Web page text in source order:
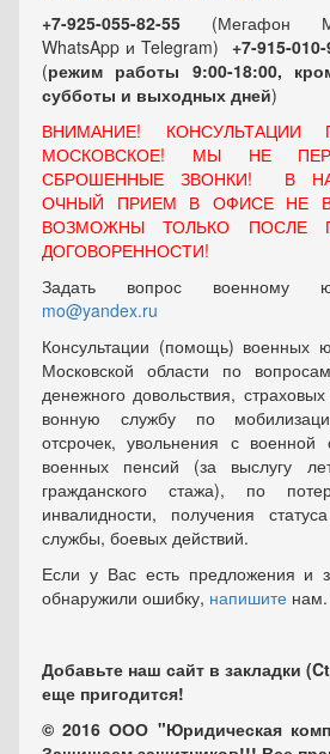
+7-925-055-82-55 (Мегафон
WhatsApp и Telegram) +7-915-
(режим работы 9:00-18:00,
субботы и выходных дней)
ВНИМАНИЕ! КОНСУЛЬТАЦИИ
МОСКОВСКОЕ! МЫ НЕ
СБРОШЕННЫЕ ЗВОНКИ! В
ОЧНЫЙ ПРИЕМ В ОФИСЕ НЕ
ВОЗМОЖНЫ ТОЛЬКО ПОСЛЕ
ДОГОВОРЕННОСТИ!
Задать вопрос военному
mo@yandex.ru
Консультации (помощь) военных
Московской области по
денежного довольствия,
вонную службу по
отсрочек, увольнения с военной
военных пенсий (за выслугу
гражданского стажа), по
инвалидности, получения
службы, боевых действий.
Если у Вас есть предложения и
обнаружили ошибку, напишите
Добавьте наш сайт в закладки
еще пригодится!
© 2016 ООО "Юридическая